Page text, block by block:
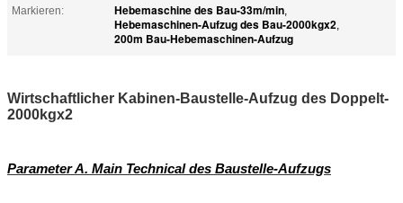
Markieren:
Hebemaschine des Bau-33m/min,
Hebemaschinen-Aufzug des Bau-2000kgx2,
200m Bau-Hebemaschinen-Aufzug
Wirtschaftlicher Kabinen-Baustelle-Aufzug des Doppelt-
2000kgx2
Parameter A. Main Technical des Baustelle-Aufzugs